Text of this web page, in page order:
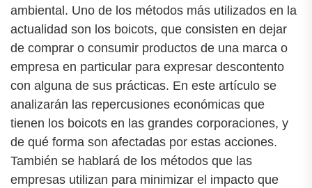
ambiental. Uno de los métodos más utilizados en la
actualidad son los boicots, que consisten en dejar
de comprar o consumir productos de una marca o
empresa en particular para expresar descontento
con alguna de sus prácticas. En este artículo se
analizarán las repercusiones económicas que
tienen los boicots en las grandes corporaciones, y
de qué forma son afectadas por estas acciones.
También se hablará de los métodos que las
empresas utilizan para minimizar el impacto que